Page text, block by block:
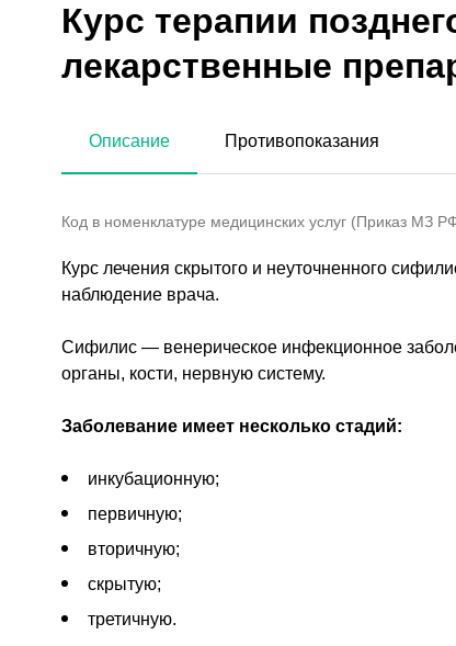
Курс терапии
лекарственные
Описание Противопоказания
Код в номенклатуре медицинских услуг (Приказ МЗ
Курс лечения скрытого и неуточненного
наблюдение врача.
Сифилис — венерическое инфекционное
органы, кости, нервную систему.
Заболевание имеет несколько стадий:
инкубационную;
первичную;
вторичную;
скрытую;
третичную.